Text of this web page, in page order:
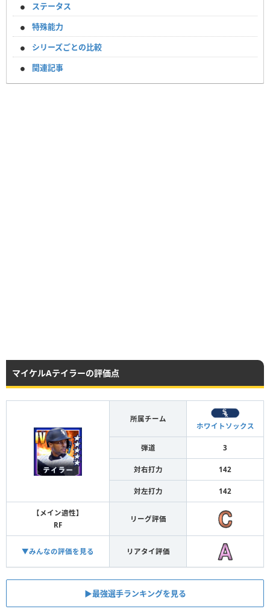
ステータス
特殊能力
シリーズごとの比較
関連記事
マイケルAテイラーの評価点
所属チーム
ホワイトソックス
弾道 3
対右打力 142
対左打力 142
【メイン適性】
RF
リーグ評価
▼みんなの評価を見る リアタイ評価
▶︎最強選手ランキングを見る